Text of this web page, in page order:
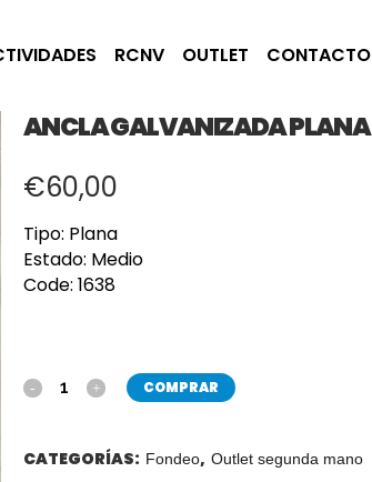
RCNV OUTLET CONTACTO
ANCLA GALVANIZADA PLANA
€60,00
Tipo: Plana
Estado: Medio
Code: 1638
COMPRAR
CATEGORÍAS: Fondeo, Outlet segunda mano